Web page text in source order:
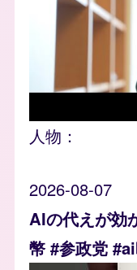
人物：
2026-08-07
AIの代えが効
幣 #参政党